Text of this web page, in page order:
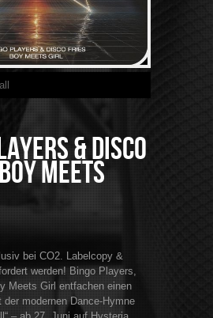
& Disco
Meets
bei CO2. Labelcopy &
werden! Bingo Players,
Meets Girl entfachen einen
der modernen Dance-Hymne